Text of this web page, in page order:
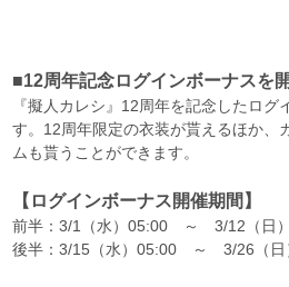
■12周年記念ログインボーナスを
『擬人カレシ』12周年を記念したログ
す。12周年限定の衣装が貰えるほか、
ムも貰うことができます。
【ログインボーナス開催期間】
前半：3/1（水）05:00 ～ 3/12（日
後半：3/15（水）05:00 ～ 3/26（日